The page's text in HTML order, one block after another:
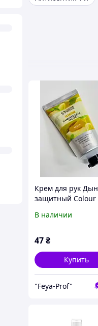
Крем для рук
защитный Colour
50 г
В наличии
47₴
Купить
"Feya-Prof"